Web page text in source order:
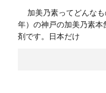
加美乃素ってどんな
年）の神戸の加美乃素
剤です。日本だけ